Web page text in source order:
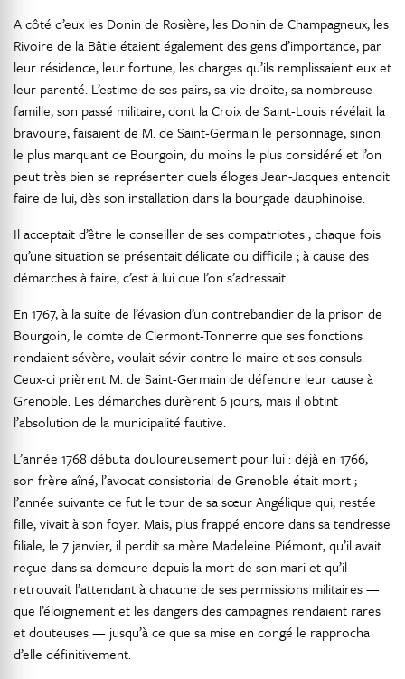
A côté d’eux les Donin de Rosière, les Donin de Champagneux, les
Rivoire de la Bâtie étaient également des gens d’importance, par
leur résidence, leur fortune, les charges qu’ils remplissaient eux et
leur parenté. L’estime de ses pairs, sa vie droite, sa nombreuse
famille, son passé militaire, dont la Croix de Saint-Louis révélait la
bravoure, faisaient de M. de Saint-Germain le personnage, sinon
le plus marquant de Bourgoin, du moins le plus considéré et l’on
peut très bien se représenter quels éloges Jean-Jacques entendit
faire de lui, dès son installation dans la bourgade dauphinoise.
Il acceptait d’être le conseiller de ses compatriotes ; chaque fois
qu’une situation se présentait délicate ou difficile ; à cause des
démarches à faire, c’est à lui que l’on s’adressait.
En 1767, à la suite de l’évasion d’un contrebandier de la prison de
Bourgoin, le comte de Clermont-Tonnerre que ses fonctions
rendaient sévère, voulait sévir contre le maire et ses consuls.
Ceux-ci prièrent M. de Saint-Germain de défendre leur cause à
Grenoble. Les démarches durèrent 6 jours, mais il obtint
l’absolution de la municipalité fautive.
L’année 1768 débuta douloureusement pour lui : déjà en 1766,
son frère aîné, l’avocat consistorial de Grenoble était mort ;
l’année suivante ce fut le tour de sa sœur Angélique qui, restée
fille, vivait à son foyer. Mais, plus frappé encore dans sa tendresse
filiale, le 7 janvier, il perdit sa mère Madeleine Piémont, qu’il avait
reçue dans sa demeure depuis la mort de son mari et qu’il
retrouvait l’attendant à chacune de ses permissions militaires —
que l’éloignement et les dangers des campagnes rendaient rares
et douteuses — jusqu’à ce que sa mise en congé le rapprocha
d’elle définitivement.